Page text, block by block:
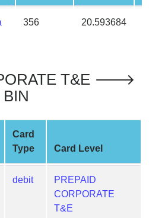
356 20.593684
T&E 🡒
Card
Type
Card Level
debit
PREPAID
CORPORATE
T&E